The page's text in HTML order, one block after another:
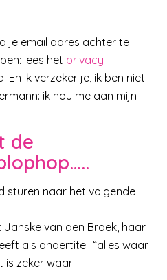
je email adres achter te
lees het privacy
En ik verzeker je, ik ben niet
ik hou me aan mijn
de
sturen naar het volgende
Janske van den Broek, haar
als ondertitel: “alles waar
is zeker waar!